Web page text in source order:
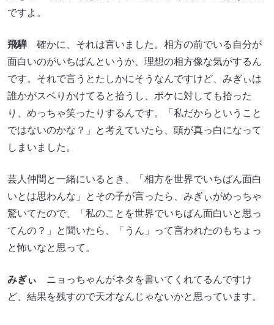
ですよ。
飛騨 確かに、それは言いました。相方の前でいる自分が
面白いのがいちばんというか、理想の相方像な気がするん
です。それで言うとたしかにそうなんですけど、みぎぃは
誰かがスベりかけてると拾うし、ボケに対しても拾った
り、めっちゃ笑ったりするんです。「私だからということ
ではないのかな？」と考えていたら、頭が真っ白になって
しまいました。
芸人仲間と一緒にいるとき、「相方を世界でいちばん面白
いとは思わんな」とその子が言ったら、みぎぃがめっちゃ
驚いてたので、「私のことを世界でいちばん面白いと思っ
てんの？」と聞いたら、「うん」って言われたのもちょっ
と怖いなと思って。
みぎぃ ニョっちゃんがネタを書いてくれてるんですけ
ど、結果を残すので天才なんじゃないかと思っています。